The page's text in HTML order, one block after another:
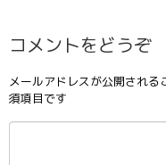
コメントをどうぞ
メールアドレスが公開される
須項目です